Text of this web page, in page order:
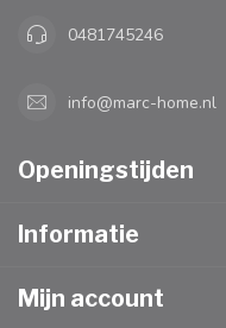
0481745246
info@marc-home.nl
Openingstijden
Informatie
Mijn account